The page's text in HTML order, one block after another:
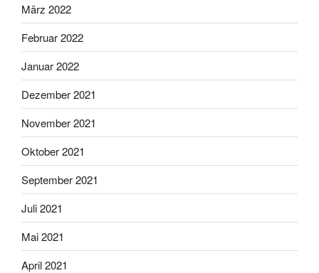
März 2022
Februar 2022
Januar 2022
Dezember 2021
November 2021
Oktober 2021
September 2021
Juli 2021
Mai 2021
April 2021